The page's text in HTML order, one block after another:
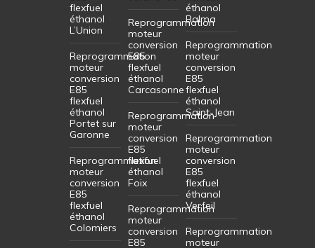
flexfuel
éthanol
L’Union
Reprogrammation
moteur
conversion
E85
flexfuel
éthanol
Portet sur
Garonne
Reprogrammation
moteur
conversion
E85
flexfuel
éthanol
Colomiers
Reprogrammation
moteur
conversion
E85
flexfuel
éthanol
Carcasonne
Reprogrammation
moteur
conversion
E85
flexfuel
éthanol
Foix
Reprogrammation
moteur
conversion
E85
éthanol
Balma
Reprogrammation
moteur
conversion
E85
flexfuel
éthanol
Saint-Jean
Reprogrammation
moteur
conversion
E85
flexfuel
éthanol
Verfeil
Reprogrammation
moteur